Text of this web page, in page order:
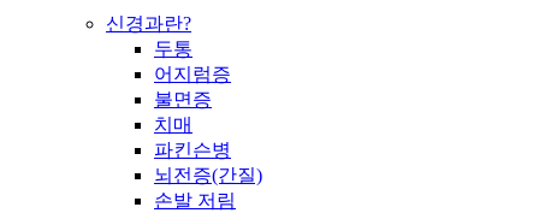
신경과란?
두통
어지럼증
불면증
치매
파킨슨병
뇌전증(간질)
손발 저림